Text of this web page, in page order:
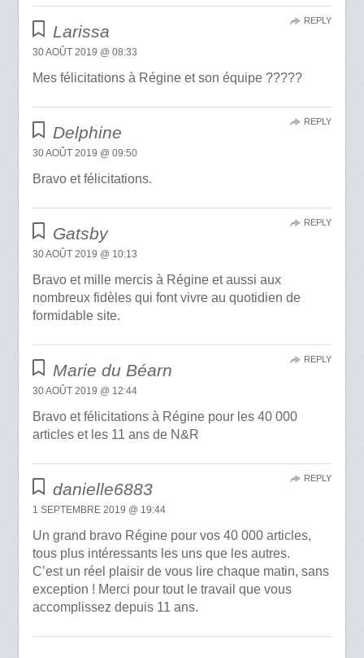
Larissa
30 AOÛT 2019 @ 08:33
Mes félicitations à Régine et son équipe ?????
REPLY
Delphine
30 AOÛT 2019 @ 09:50
Bravo et félicitations.
REPLY
Gatsby
30 AOÛT 2019 @ 10:13
Bravo et mille mercis à Régine et aussi aux
nombreux fidèles qui font vivre au quotidien de
formidable site.
REPLY
Marie du Béarn
30 AOÛT 2019 @ 12:44
Bravo et félicitations à Régine pour les 40 000
articles et les 11 ans de N&R
REPLY
danielle6883
1 SEPTEMBRE 2019 @ 19:44
Un grand bravo Régine pour vos 40 000 articles,
tous plus intéressants les uns que les autres.
C’est un réel plaisir de vous lire chaque matin, sans
exception ! Merci pour tout le travail que vous
accomplissez depuis 11 ans.
REPLY